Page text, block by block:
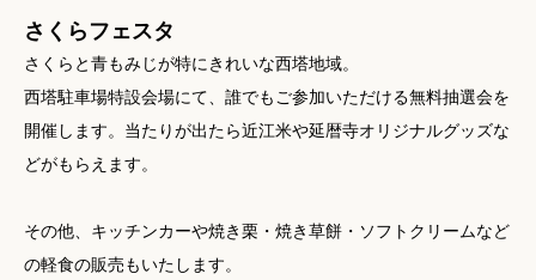
さくらフェスタ
さくらと青もみじが特にきれいな西塔地域。
西塔駐車場特設会場にて、誰でもご参加いただける無料抽選会を
開催します。当たりが出たら近江米や延暦寺オリジナルグッズな
どがもらえます。
その他、キッチンカーや焼き栗・焼き草餅・ソフトクリームなど
の軽食の販売もいたします。